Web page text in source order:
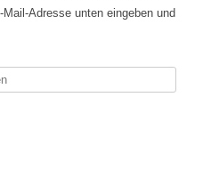
Adresse unten eingeben und